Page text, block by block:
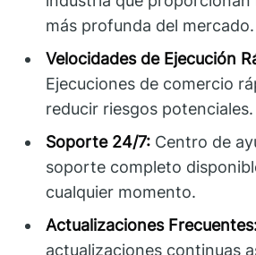
más profunda del mercado.
Velocidades de Ejecución
Ejecuciones de comercio
reducir riesgos potenciales.
Soporte 24/7: Centro de
soporte completo
cualquier momento.
Actualizaciones
actualizaciones continuas